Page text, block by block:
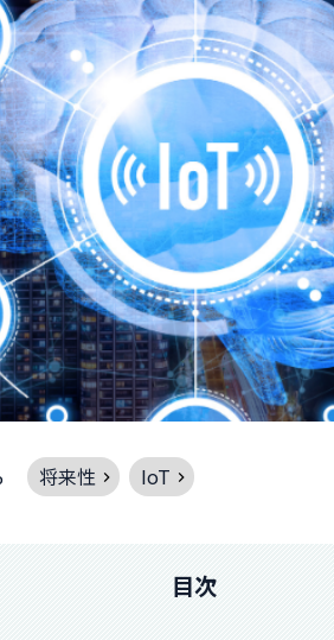
将来性 IoT
目次